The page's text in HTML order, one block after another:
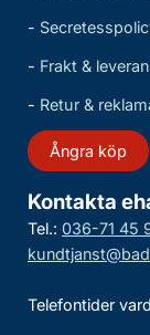
-
- Frakt &
- Retur &
Ångra köp
Kontakta
Tel.: 036-71 45
Telefontider